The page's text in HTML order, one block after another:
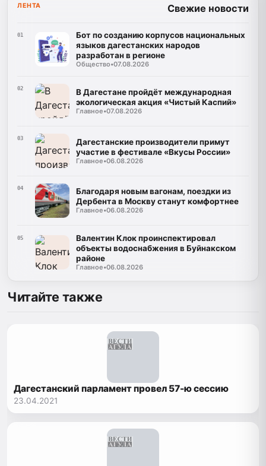
ЛЕНТА Свежие новости
01
Бот по созданию корпусов национальных
языков дагестанских народов
разработан в регионе
Общество•07.08.2026
02
В Дагестане пройдёт международная
экологическая акция «Чистый Каспий»
Главное•07.08.2026
03
Дагестанские производители примут
участие в фестивале «Вкусы России»
Главное•06.08.2026
04
Благодаря новым вагонам, поездки из
Дербента в Москву станут комфортнее
Главное•06.08.2026
05
Валентин Клок проинспектировал
объекты водоснабжения в Буйнакском
районе
Главное•06.08.2026
Читайте также
Дагестанский парламент провел 57-ю сессию
23.04.2021